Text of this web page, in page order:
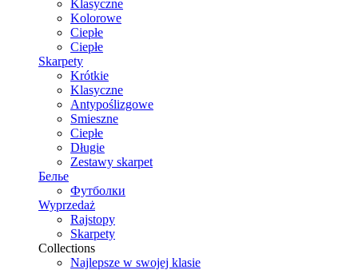
Klasyczne
Kolorowe
Ciepłe
Ciepłe
Skarpety
Krótkie
Klasyczne
Antypoślizgowe
Smieszne
Ciepłe
Długie
Zestawy skarpet
Белье
Футболки
Wyprzedaż
Rajstopy
Skarpety
Collections
Najlepsze w swojej klasie